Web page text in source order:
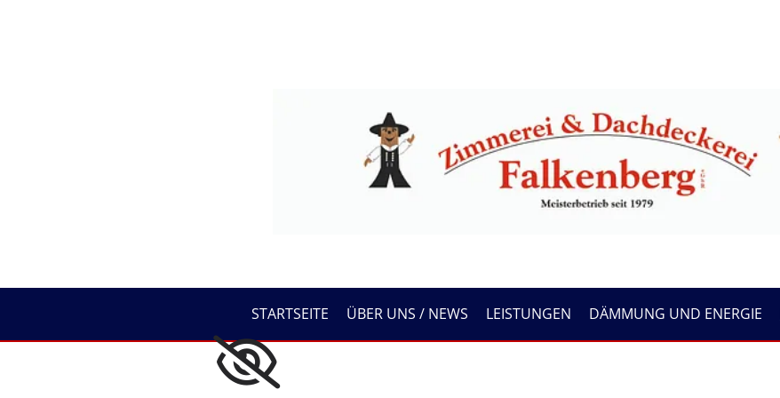
STARTSEITE ÜBER UNS / NEWS LEISTUNGEN DÄMMUNG UND ENERGIE